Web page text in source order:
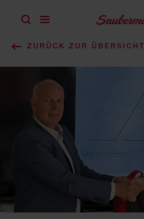
ZURÜCK ZUR ÜBERSICHT